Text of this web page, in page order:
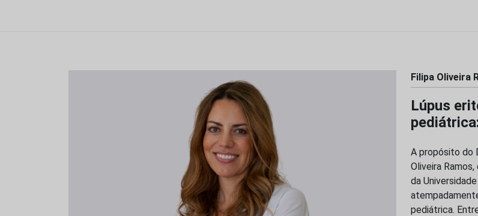
Filipa Oliveira
Lúpus
A propósito do
Oliveira
da
pediátrica.